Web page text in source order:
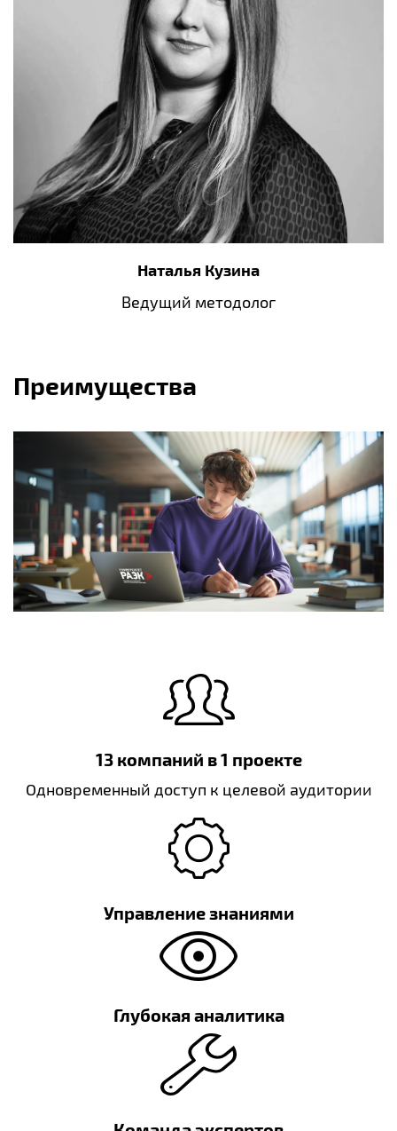
Наталья Кузина
Ведущий методолог
Преимущества
13 компаний в 1 проекте
Одновременный доступ к целевой аудитории
Управление знаниями
Глубокая аналитика